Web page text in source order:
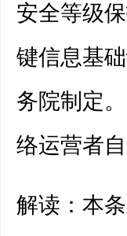
安全等级
键信息基
务院制定
络运营者
解读：本